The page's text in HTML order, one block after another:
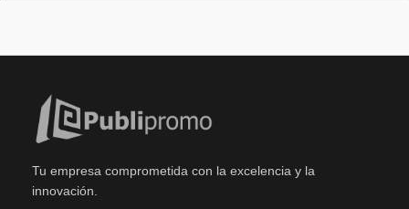
Tu empresa comprometida con la excelencia y la
innovación.